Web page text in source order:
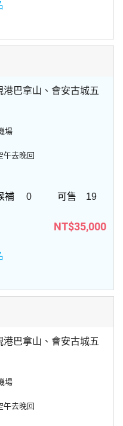
港巴拿山、會安古城五
場
午去晚回
0 19
NT$35,000
港巴拿山、會安古城五
場
午去晚回